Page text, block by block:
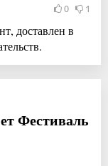
0 1
доставлен в
Фестиваль